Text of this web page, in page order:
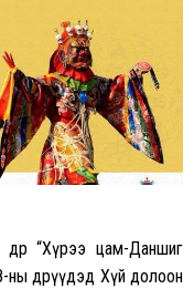
“Хүрээ цам-Даншиг
ны өдрүүдэд Хүй долоон